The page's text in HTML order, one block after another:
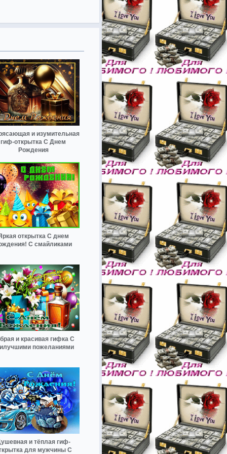
и изумительная
гиф-открытка С Днем
Рождения
открытка С днем
С смайликами
и красивая гифка С
пожеланиями
и тёплая гиф-
для мужчины С